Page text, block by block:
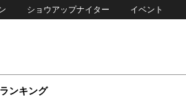
ショウアップナイター イベント
ランキング